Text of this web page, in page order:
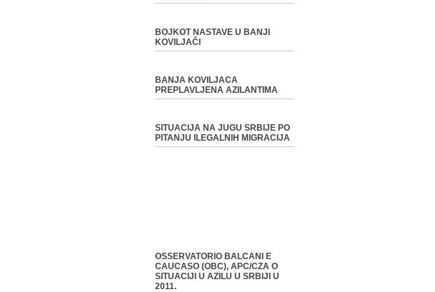
BOJKOT NASTAVE U BANJI
KOVILJAČI
BANJA KOVILJACA
PREPLAVLJENA AZILANTIMA
SITUACIJA NA JUGU SRBIJE PO
PITANJU ILEGALNIH MIGRACIJA
OSSERVATORIO BALCANI E
CAUCASO (OBC), APC/CZA O
SITUACIJI U AZILU U SRBIJI U
2011.